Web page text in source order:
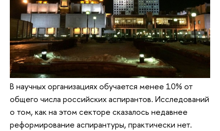
В научных организациях обучается менее 10% от
общего числа российских аспирантов. Исследований
о том, как на этом секторе сказалось недавнее
реформирование аспирантуры, практически нет.